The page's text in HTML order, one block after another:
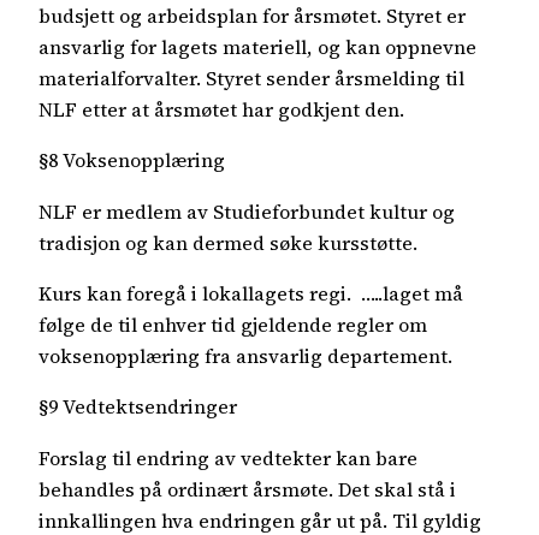
budsjett og arbeidsplan for årsmøtet. Styret er
ansvarlig for lagets materiell, og kan oppnevne
materialforvalter. Styret sender årsmelding til
NLF etter at årsmøtet har godkjent den.
§8 Voksenopplæring
NLF er medlem av Studieforbundet kultur og
tradisjon og kan dermed søke kursstøtte.
Kurs kan foregå i lokallagets regi. …..laget må
følge de til enhver tid gjeldende regler om
voksenopplæring fra ansvarlig departement.
§9 Vedtektsendringer
Forslag til endring av vedtekter kan bare
behandles på ordinært årsmøte. Det skal stå i
innkallingen hva endringen går ut på. Til gyldig